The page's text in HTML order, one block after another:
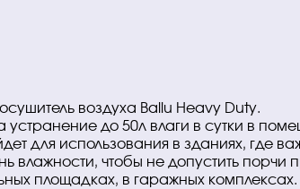
воздуха Ballu Heavy Duty.
до 50л влаги в сутки в
для использования в зданиях, где
влажности, чтобы не допустить порчи
площадках, в гаражных комплексах.